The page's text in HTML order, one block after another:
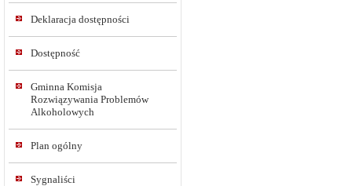
Deklaracja dostępności
Dostępność
Gminna Komisja
Rozwiązywania Problemów
Alkoholowych
Plan ogólny
Sygnaliści